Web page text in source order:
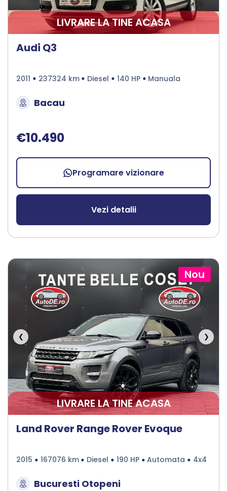
LIVRARE LA TINE ACASA
Audi Q3
2011 237324 km Diesel 140 HP Manuala
Bacau
€10.490
Programare vizionare
Vezi detalii
Nou
❮ ❯
LIVRARE LA TINE ACASA
Land Rover Range Rover Evoque
2015 167076 km Diesel 190 HP Automata 4x4
Bucuresti Otopeni